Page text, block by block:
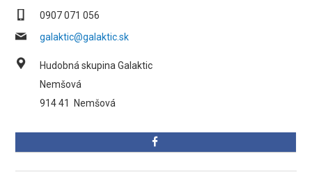
0907 071 056
galaktic@galaktic.sk
Hudobná skupina Galaktic
Nemšová
914 41
Nemšová